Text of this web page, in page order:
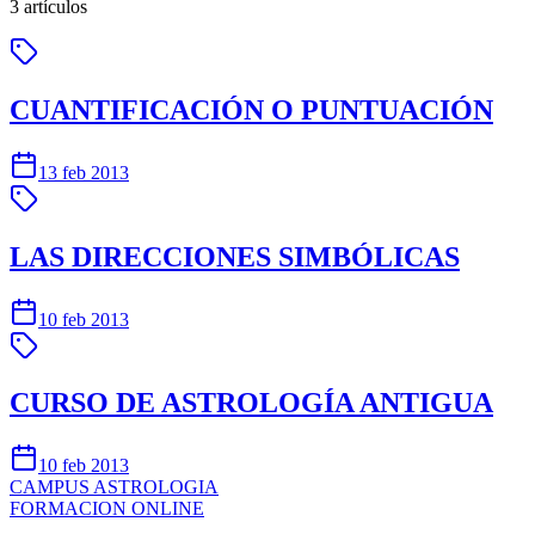
3 artículos
CUANTIFICACIÓN O PUNTUACIÓN
13 feb 2013
LAS DIRECCIONES SIMBÓLICAS
10 feb 2013
CURSO DE ASTROLOGÍA ANTIGUA
10 feb 2013
CAMPUS ASTROLOGIA
FORMACION ONLINE